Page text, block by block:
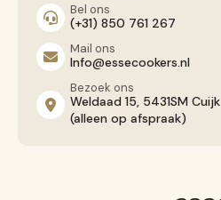
Bel ons
(+31) 850 761 267
Mail ons
Info@essecookers.nl
Bezoek ons
Weldaad 15, 5431SM Cuijk
(alleen op afspraak)